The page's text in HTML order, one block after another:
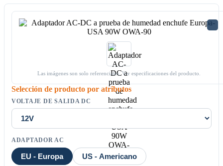
Las imágenes son solo referenciales. Ver especificaciones del producto.
Selección de producto por atributos
VOLTAJE DE SALIDA DC
ADAPTADOR AC
EU - Europa US - Americano